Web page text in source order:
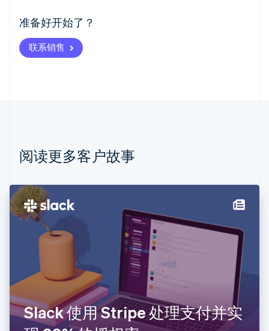
准备好开始了？
联系销售
阅读更多客户故事
Slack 使用 Stripe 处理支付并实
爱沙尼亚
English
奥地利
Deutsch English
Nederlands Français Deutsch
波兰
丹麦
English
德国
Deutsch
法国
Français
芬兰
English Svenska
NederlandsEnglish
加拿大
EnglishFrançais